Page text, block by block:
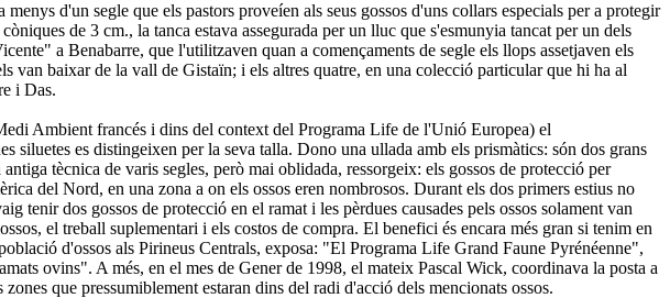
d'un segle que els pastors proveíen als seus gossos d'uns collars especials per a protegir
de 3 cm., la tanca estava assegurada per un lluc que s'esmunyia tancat per un dels
a Benabarre, que l'utilitzaven quan a començaments de segle els llops assetjaven els
van baixar de la vall de Gistaïn; i els altres quatre, en una colecció particular que hi ha al
i Das.
Ambient francés i dins del context del Programa Life de l'Unió Europea) el
siluetes es distingeixen per la seva talla. Dono una ullada amb els prismàtics: són dos grans
tècnica de varis segles, però mai oblidada, ressorgeix: els gossos de protecció per
del Nord, en una zona a on els ossos eren nombrosos. Durant els dos primers estius no
tenir dos gossos de protecció en el ramat i les pèrdues causades pels ossos solament van
el treball suplementari i els costos de compra. El benefici és encara més gran si tenim en
d'ossos als Pirineus Centrals, exposa: "El Programa Life Grand Faune Pyrénéenne",
ovins". A més, en el mes de Gener de 1998, el mateix Pascal Wick, coordinava la posta a
que pressumiblement estaran dins del radi d'acció dels mencionats ossos.